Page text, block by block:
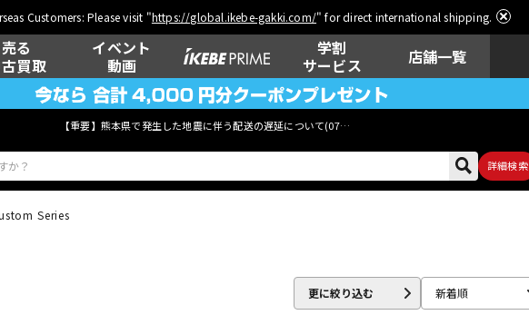
Customers: Please visit "https://global.ikebe-gakki.com/" for direct international shipping.
売る
買取
イベント
動画
学割
サービス
店舗一覧
【重要】熊本県で発生した地震に伴う配送の遅延について(07月29日
詳細検索
Series
更に絞り込む 新着順